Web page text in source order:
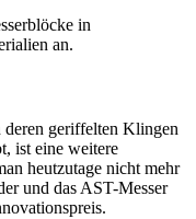
in
an.
geriffelten Klingen
ist eine weitere
heutzutage nicht mehr
und das AST-Messer